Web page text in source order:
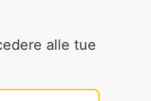
alle tue